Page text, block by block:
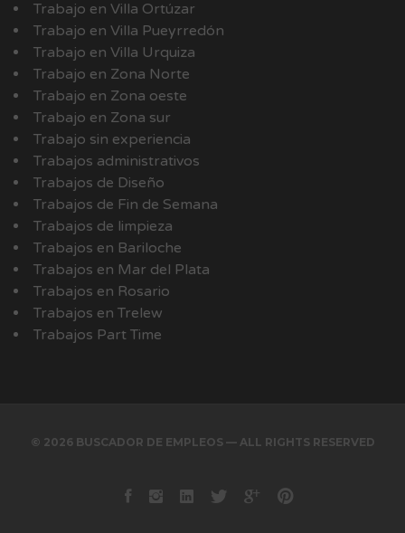
Trabajo en Villa Ortúzar
Trabajo en Villa Pueyrredón
Trabajo en Villa Urquiza
Trabajo en Zona Norte
Trabajo en Zona oeste
Trabajo en Zona sur
Trabajo sin experiencia
Trabajos administrativos
Trabajos de Diseño
Trabajos de Fin de Semana
Trabajos de limpieza
Trabajos en Bariloche
Trabajos en Mar del Plata
Trabajos en Rosario
Trabajos en Trelew
Trabajos Part Time
© 2026 BUSCADOR DE EMPLEOS — ALL RIGHTS RESERVED
Facebook
instagram
LinkedinTwitterGoogle+